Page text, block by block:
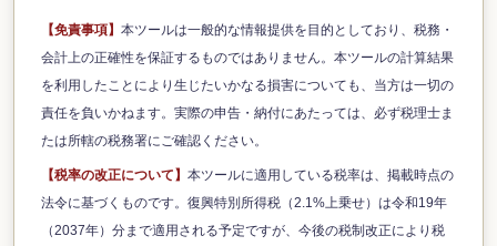
【免責事項】 本ツールは一般的な情報提供を目的としており、税務・
会計上の正確性を保証するものではありません。本ツールの計算結果
を利用したことにより生じたいかなる損害についても、当方は一切の
責任を負いかねます。実際の申告・納付にあたっては、必ず税理士ま
たは所轄の税務署にご確認ください。
【税率の改正について】 本ツールに適用している税率は、掲載時点の
法令に基づくものです。復興特別所得税（2.1%上乗せ）は令和19年
（2037年）分まで適用される予定ですが、今後の税制改正により税